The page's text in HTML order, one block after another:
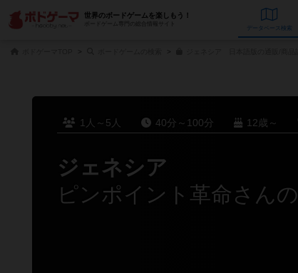
世界のボードゲームを楽しもう！
ボードゲーム専門の総合情報サイト
データ
1人～5人 40分～100分 12歳～
ジェネシア
ピンポイント革命さん